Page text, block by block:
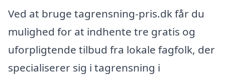
Ved at bruge tagrensning-pris.dk får du
mulighed for at indhente tre gratis og
uforpligtende tilbud fra lokale fagfolk, der
specialiserer sig i tagrensning i